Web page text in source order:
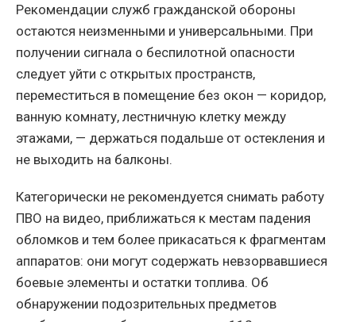
Рекомендации служб гражданской обороны
остаются неизменными и универсальными. При
получении сигнала о беспилотной опасности
следует уйти с открытых пространств,
переместиться в помещение без окон — коридор,
ванную комнату, лестничную клетку между
этажами, — держаться подальше от остекления и
не выходить на балконы.
Категорически не рекомендуется снимать работу
ПВО на видео, приближаться к местам падения
обломков и тем более прикасаться к фрагментам
аппаратов: они могут содержать невзорвавшиеся
боевые элементы и остатки топлива. Об
обнаружении подозрительных предметов